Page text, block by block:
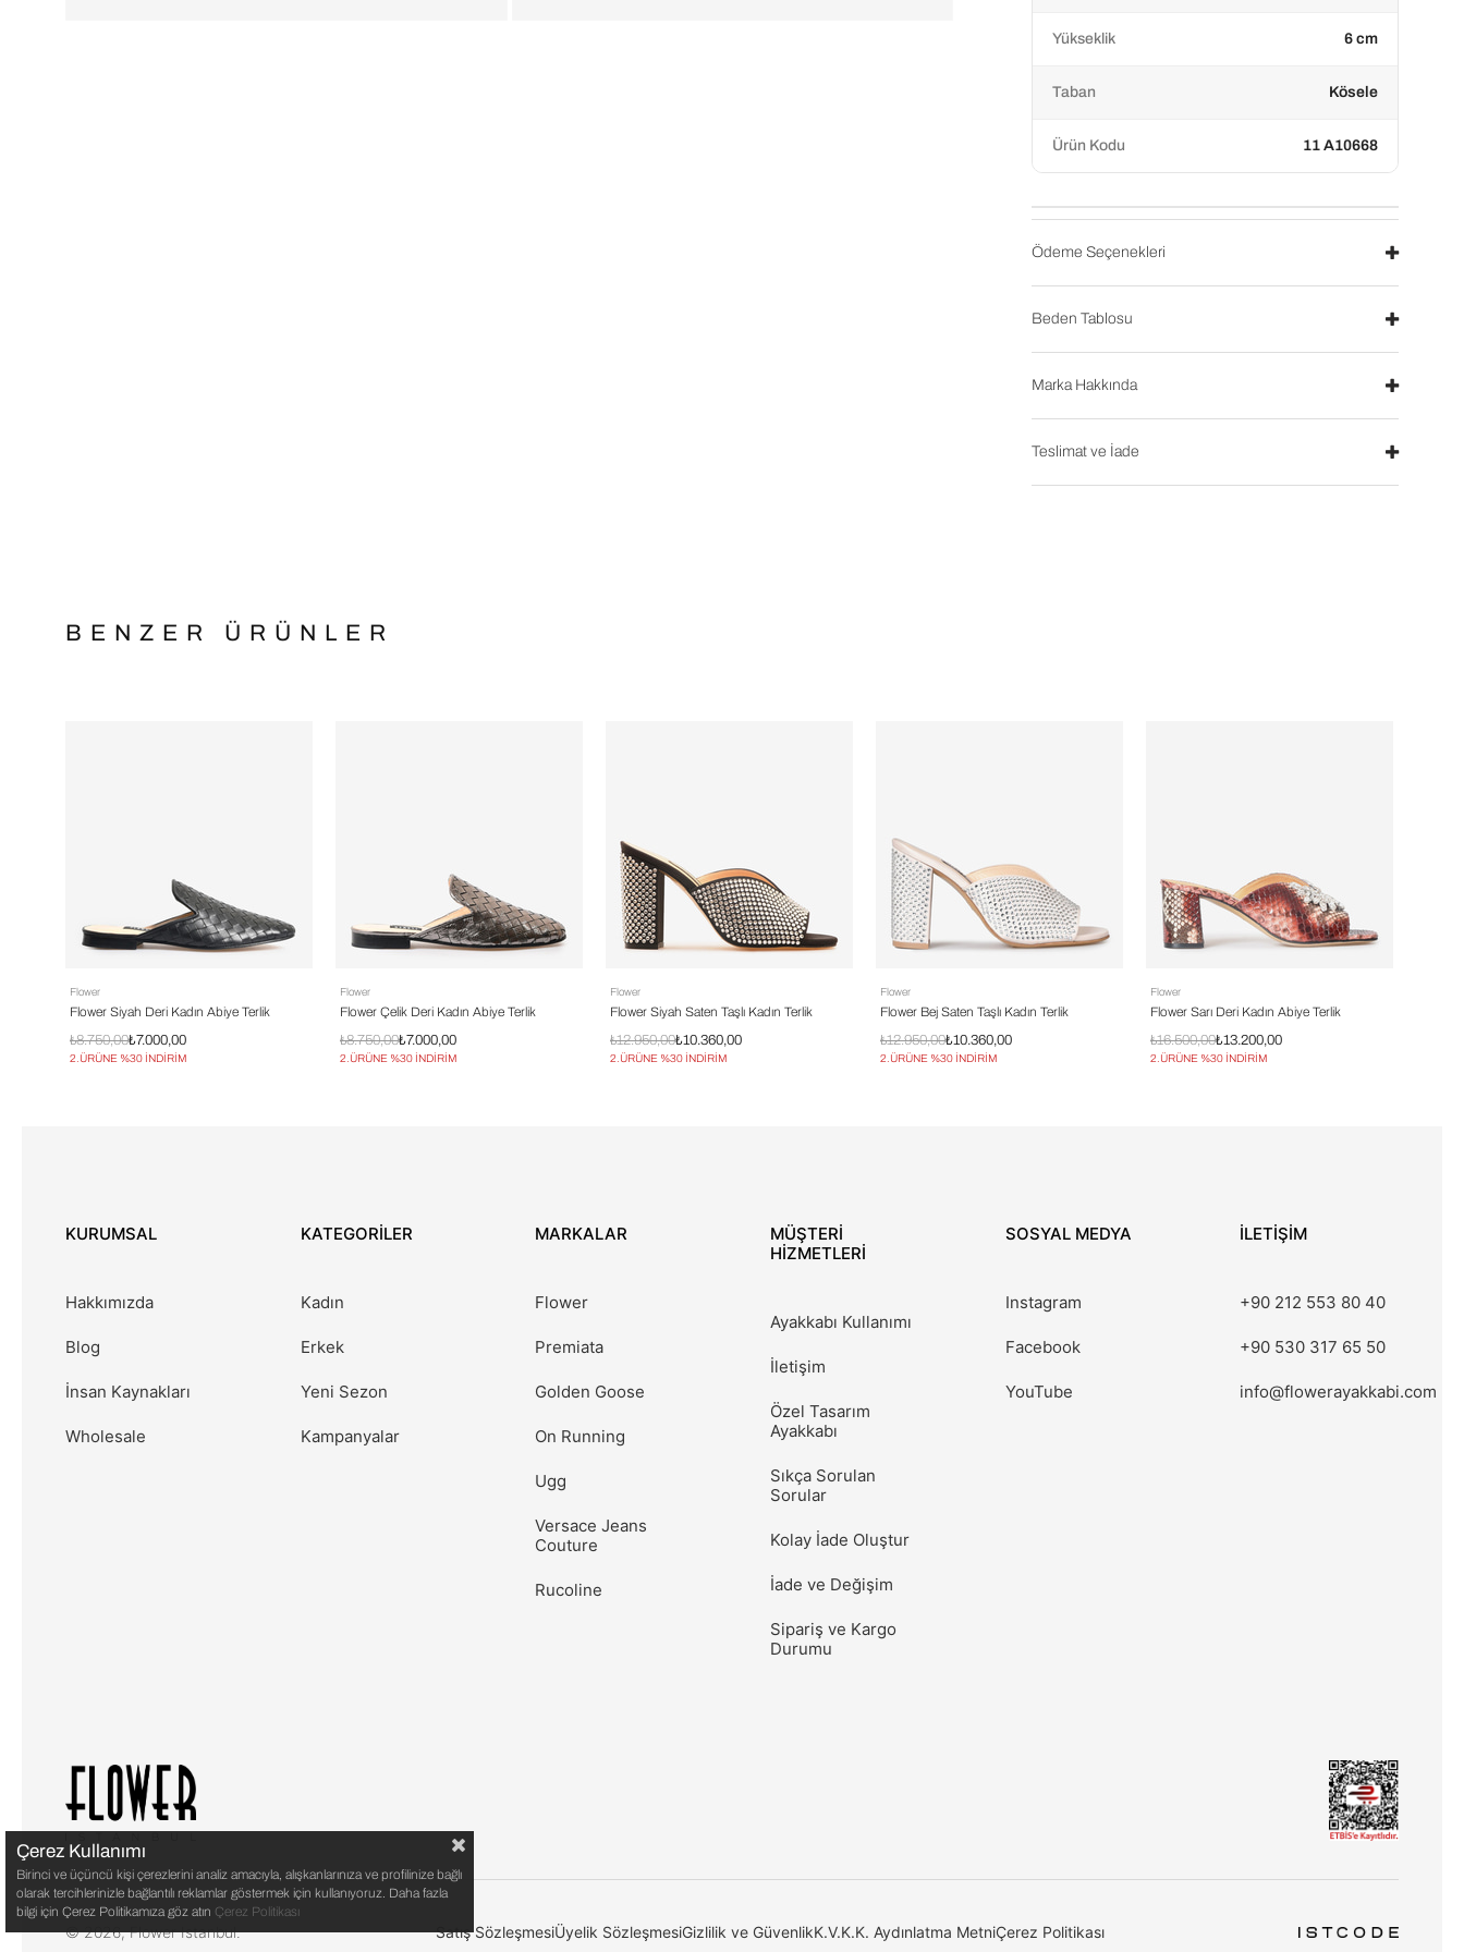
Yükseklik 6 cm
Taban Kösele
Ürün Kodu 11 A10668
Ödeme Seçenekleri
Beden Tablosu
Marka Hakkında
Teslimat ve İade
BENZER ÜRÜNLER
Flower
Flower Siyah Deri Kadın Abiye Terlik
₺7.000,00
₺8.750,00
2.ÜRÜNE %30 İNDİRİM
Flower
Flower Çelik Deri Kadın Abiye Terlik
₺7.000,00
₺8.750,00
2.ÜRÜNE %30 İNDİRİM
Flower
Flower Siyah Saten Taşlı Kadın Terlik
₺10.360,00
₺12.950,00
2.ÜRÜNE %30 İNDİRİM
Flower
Flower Bej Saten Taşlı Kadın Terlik
₺10.360,00
₺12.950,00
2.ÜRÜNE %30 İNDİRİM
Flower
Flower Sarı Deri Kadın Abiye Terlik
₺13.200,00
₺16.500,00
2.ÜRÜNE %30 İNDİRİM
KURUMSAL
Hakkımızda
Blog
İnsan Kaynakları
Wholesale
KATEGORİLER
Kadın
Erkek
Yeni Sezon
Kampanyalar
MARKALAR
Flower
Premiata
Golden Goose
On Running
Ugg
Versace Jeans
Couture
Rucoline
MÜŞTERİ
HİZMETLERİ
Ayakkabı Kullanımı
İletişim
Özel Tasarım
Ayakkabı
Sıkça Sorulan
Sorular
Kolay İade Oluştur
İade ve Değişim
Sipariş ve Kargo
Durumu
SOSYAL MEDYA
Instagram
Facebook
YouTube
İLETİŞİM
+90 212 553 80 40
+90 530 317 65 50
info@flowerayakkabi.com
© 2026, Flower Istanbul. Satış SözleşmesiÜyelik SözleşmesiGizlilik ve GüvenlikK.V.K.K. Aydınlatma MetniÇerez Politikası
Çerez Kullanımı
Birinci ve üçüncü kişi çerezlerini analiz amacıyla, alışkanlarınıza ve profilinize bağlı
olarak tercihlerinizle bağlantılı reklamlar göstermek için kullanıyoruz. Daha fazla
bilgi için Çerez Politikamıza göz atın Çerez Politikası